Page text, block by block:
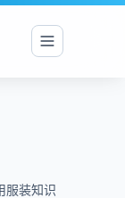
服装知识